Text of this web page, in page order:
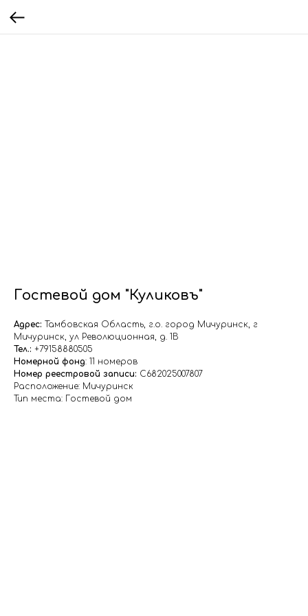
Гостевой дом "Куликовъ"
Адрес: Тамбовская Область, г.о. город Мичуринск, г
Мичуринск, ул Революционная, д. 1В
Тел.: +79158880505
Номерной фонд: 11 номеров
Номер реестровой записи: С682025007807
Расположение: Мичуринск
Тип места: Гостевой дом